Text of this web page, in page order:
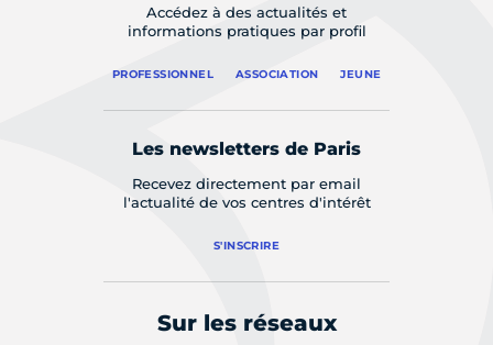
Accédez à des actualités et
informations pratiques par profil
PROFESSIONNEL ASSOCIATION JEUNE
Les newsletters de Paris
Recevez directement par email
l'actualité de vos centres d'intérêt
S'INSCRIRE
Sur les réseaux